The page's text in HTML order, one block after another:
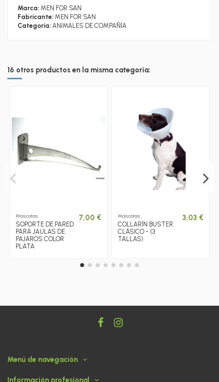
Marca: MEN FOR SAN
Fabricante: MEN FOR SAN
Categoría: ANIMALES DE COMPAÑÍA
16 otros productos en la misma categoría:
Mascotas
SOPORTE DE PARED
PARA JAULAS DE
PAJAROS COLOR
PLATA
7,00 € Mascotas
COLLARÍN BUSTER
CLÁSICO - (3
TALLAS)
3,03 €
Menú de navegación
Información profesional